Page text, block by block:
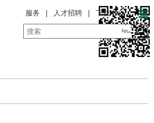
下载中心
人才招聘
服务